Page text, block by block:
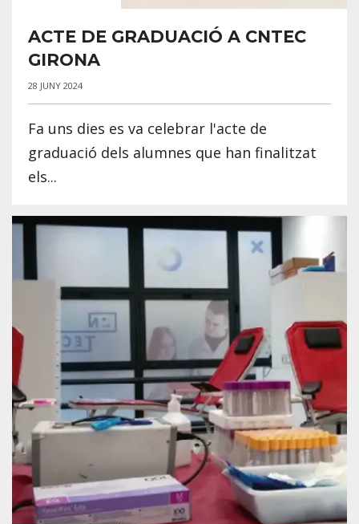
ACTE DE GRADUACIÓ A CNTEC
GIRONA
28 JUNY 2024
Fa uns dies es va celebrar l'acte de
graduació dels alumnes que han finalitzat
els...